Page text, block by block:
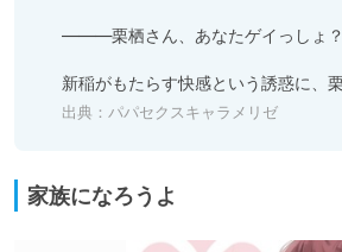
―――栗栖さん、あなたゲイっしょ？
新稲がもたらす快感という誘惑に、
出典： パパセクスキャラメリゼ
家族になろうよ